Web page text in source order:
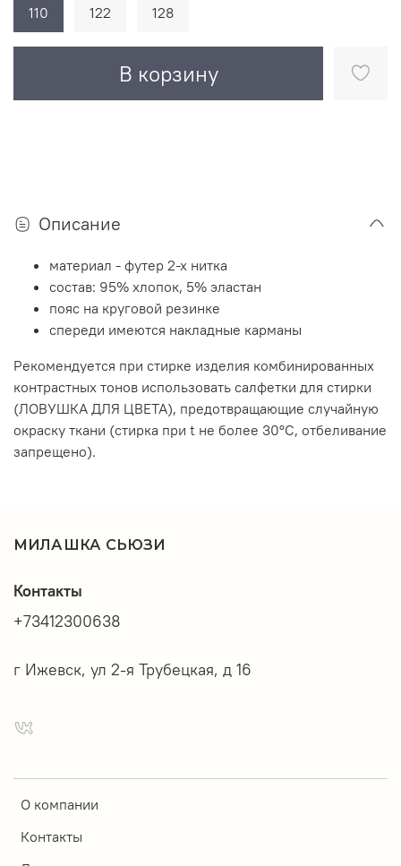
В корзину
110 122 128
Описание
материал - футер 2-х нитка
состав: 95% хлопок, 5% эластан
пояс на круговой резинке
спереди имеются накладные карманы
Рекомендуется при стирке изделия комбинированных
контрастных тонов использовать салфетки для стирки
(ЛОВУШКА ДЛЯ ЦВЕТА), предотвращающие случайную
окраску ткани (стирка при t не более 30°C, отбеливание
запрещено).
МИЛАШКА СЬЮЗИ
О компании
Контакты
Контакты
+73412300638
г Ижевск, ул 2-я Трубецкая, д 16